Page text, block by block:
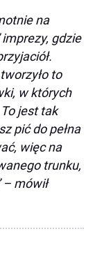
na
gdzie
to
w których
jest tak
pić do pełna
więc na
trunku,
– mówił